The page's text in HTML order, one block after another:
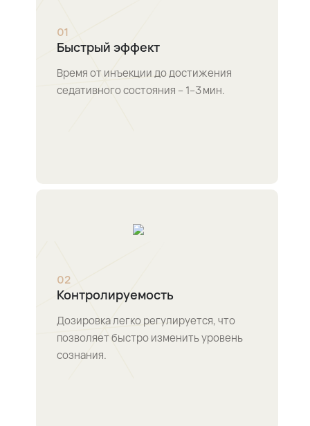
01
Быстрый эффект
Время от инъекции до достижения
седативного состояния – 1–3 мин.
02
Контролируемость
Дозировка легко регулируется, что
позволяет быстро изменить уровень
сознания.